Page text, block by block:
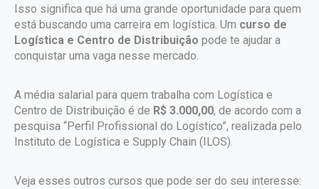
Isso significa que há uma grande oportunidade para quem
está buscando uma carreira em logística. Um curso de
Logística e Centro de Distribuição pode te ajudar a
conquistar uma vaga nesse mercado.
A média salarial para quem trabalha com Logística e
Centro de Distribuição é de R$ 3.000,00, de acordo com a
pesquisa “Perfil Profissional do Logístico”, realizada pelo
Instituto de Logística e Supply Chain (ILOS).
Veja esses outros cursos que pode ser do seu interesse: